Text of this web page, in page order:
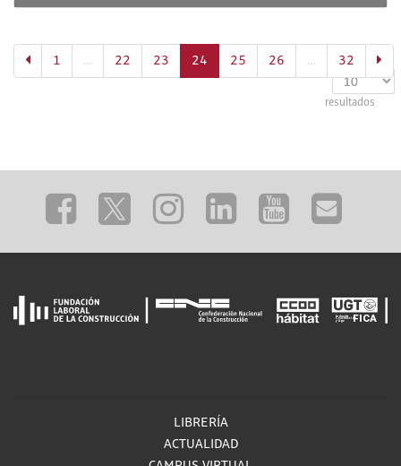
Mostrar
resultados
1 … 22 23 24 (actual)
25 26 … 32
LIBRERÍA
ACTUALIDAD